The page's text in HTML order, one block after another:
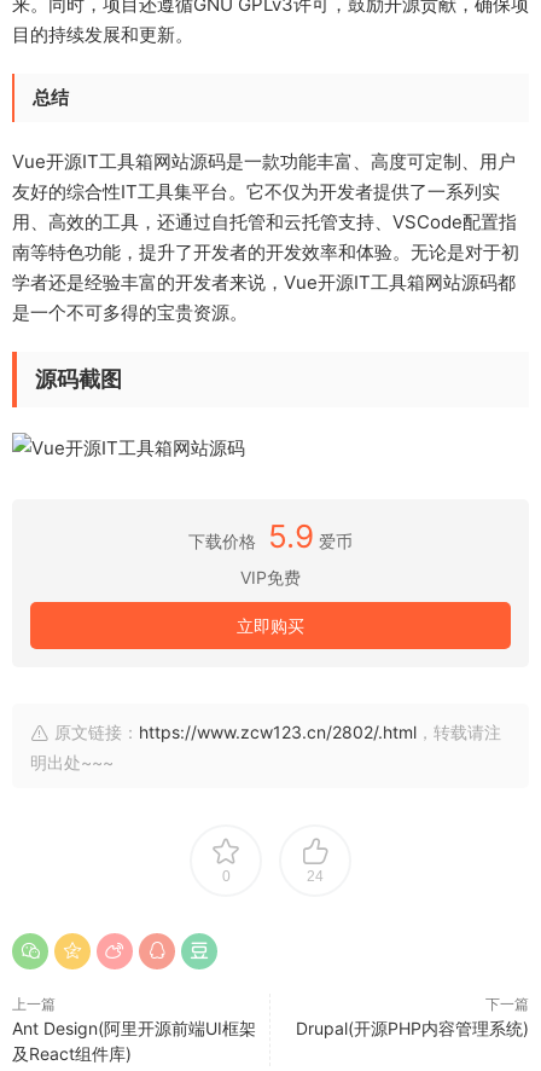
目的持续发展和更新。
总结
Vue开源IT工具箱网站源码是一款功能丰富、高度可定制、用户
友好的综合性IT工具集平台。它不仅为开发者提供了一系列实
用、高效的工具，还通过自托管和云托管支持、VSCode配置指
南等特色功能，提升了开发者的开发效率和体验。无论是对于初
学者还是经验丰富的开发者来说，Vue开源IT工具箱网站源码都
是一个不可多得的宝贵资源。
源码截图
下载价格 5.9 爱币
VIP免费
立即购买
原文链接： https://www.zcw123.cn/2802/.html ，转载请注
明出处~~~
0 24
上一篇
Ant Design(阿里开源前端UI框架
及React组件库)
下一篇
Drupal(开源PHP内容管理系统)